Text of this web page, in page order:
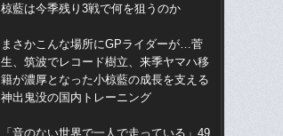
椋藍は今季残り3戦で何を狙うのか
まさかこんな場所にGPライダーが…菅
生、筑波でレコード樹立、来季ヤマハ移
籍が濃厚となった小椋藍の成長を支える
神出鬼没の国内トレーニング
「音のない世界で一人で走っている」49